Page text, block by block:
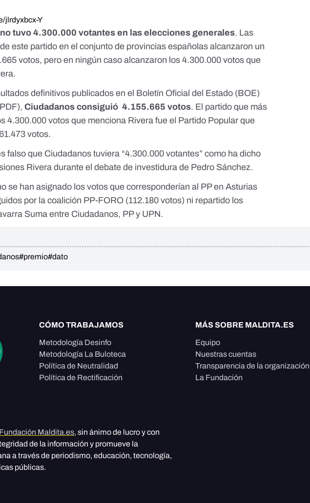
jlrdyxbcx-Y
tuvo 4.300.000 votantes en las elecciones generales. Las
este partido en el conjunto de provincias españolas alcanzaron un
votos, pero en ningún caso alcanzaron los 4.300.000 votos que
definitivos publicados en el Boletín Oficial del Estado (BOE)
),Ciudadanos consiguió 4.155.665 votos. El partido que más
4.300.000 votos que menciona Rivera fue el Partido Popular que
votos.
falso que Ciudadanos tuviera “4.300.000 votantes” como ha dicho
Rivera durante el debate de investidura de Pedro Sánchez.
se han asignado los votos que corresponderían al PP en Asturias
por la coalición PP-FORO (112.180 votos) ni repartido los
Suma entre Ciudadanos, PP y UPN.
#premio#dato
CÓMO TRABAJAMOS
Metodología Desinfo
Metodología La Buloteca
Política de Neutralidad
Política de Rectificación
MÁS SOBRE MALDITA.ES
Equipo
Nuestras cuentas
Transparencia de la organización
La Fundación
Fundación Maldita.es, sin ánimo de lucro y con
de la información y promueve la
a través de periodismo, educación, tecnología,
públicas.